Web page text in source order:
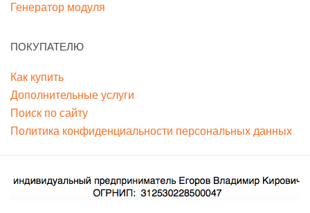
Генератор модуля
ПОКУПАТЕЛЮ
Как купить
Дополнительные услуги
Поиск по сайту
Политика конфиденциальности персональных данных